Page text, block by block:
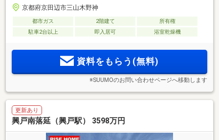
京都府京田辺市三山木野神
都市ガス 2階建て
所有権
駐車2台以上
即入居可 浴室乾燥機
資料をもらう(無料)
※SUUMOのお問い合わせページへ移動します
更新あり
興戸南落延（興戸駅） 3598万円